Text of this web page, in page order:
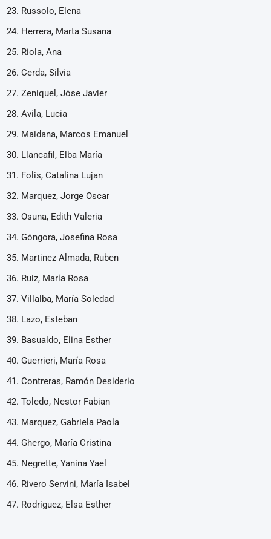
Russolo, Elena
Herrera, Marta Susana
Riola, Ana
Cerda, Silvia
Zeniquel, Jóse Javier
Avila, Lucia
Maidana, Marcos Emanuel
Llancafil, Elba María
Folis, Catalina Lujan
Marquez, Jorge Oscar
Osuna, Edith Valeria
Góngora, Josefina Rosa
Martinez Almada, Ruben
Ruiz, María Rosa
Villalba, María Soledad
Lazo, Esteban
Basualdo, Elina Esther
Guerrieri, María Rosa
Contreras, Ramón Desiderio
Toledo, Nestor Fabian
Marquez, Gabriela Paola
Ghergo, María Cristina
Negrette, Yanina Yael
Rivero Servini, María Isabel
Rodriguez, Elsa Esther